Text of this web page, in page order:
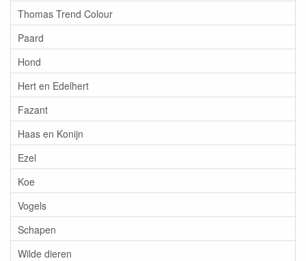
Thomas Trend Colour
Paard
Hond
Hert en Edelhert
Fazant
Haas en Konijn
Ezel
Koe
Vogels
Schapen
Wilde dieren